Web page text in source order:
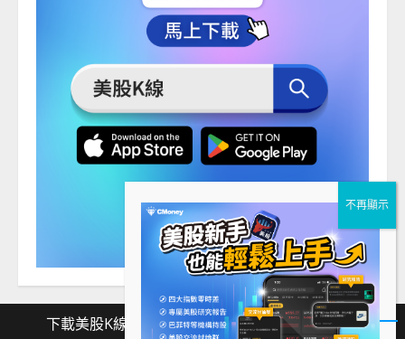
下載美股K線 Facebook Instagram Twitter